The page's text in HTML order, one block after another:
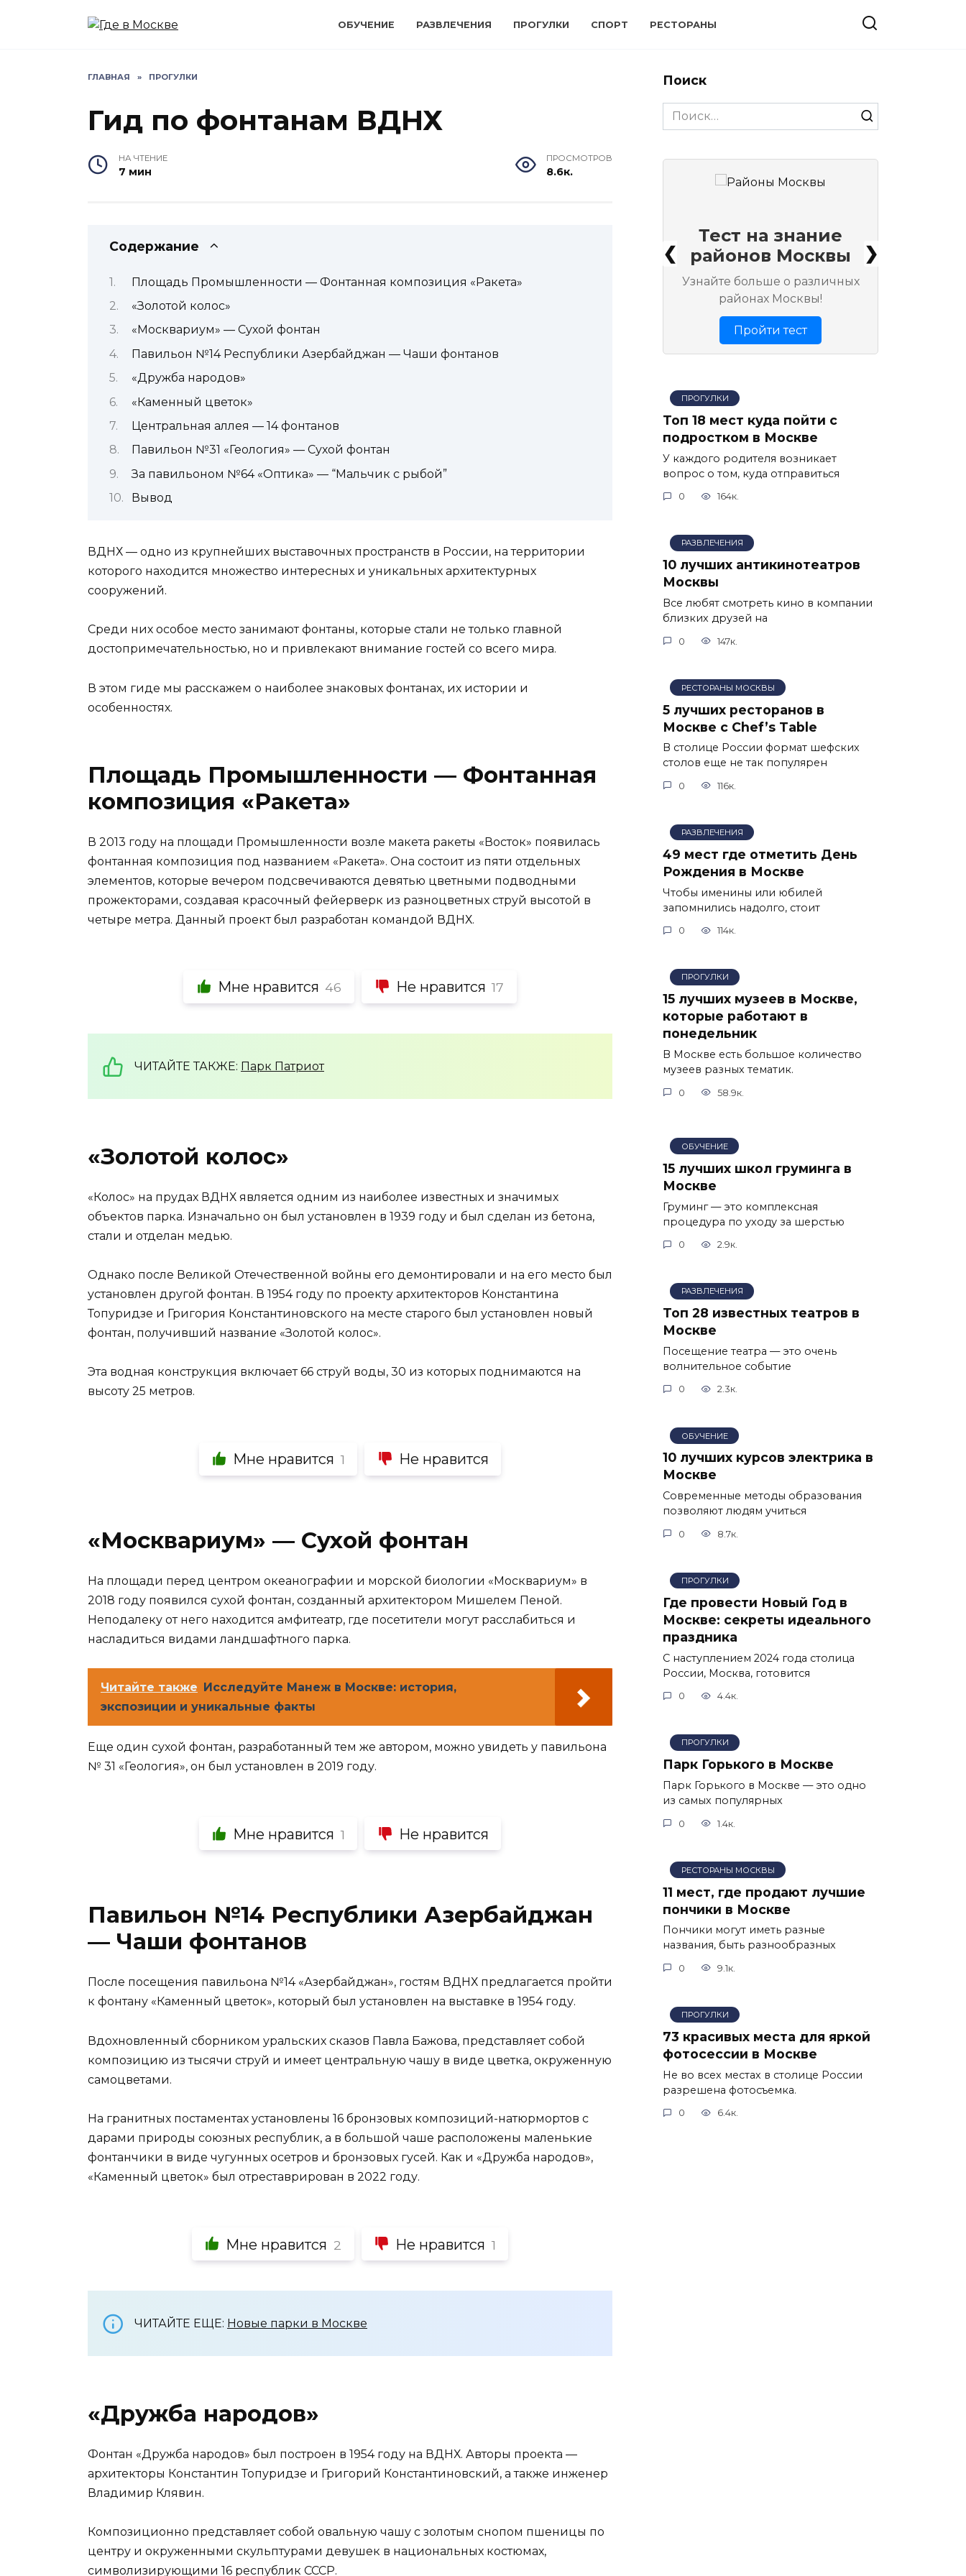
ОБУЧЕНИЕ РАЗВЛЕЧЕНИЯ ПРОГУЛКИ СПОРТ РЕСТОРАНЫ
ГЛАВНАЯ » ПРОГУЛКИ
Гид по фонтанам ВДНХ
НА ЧТЕНИЕ
7 мин
ПРОСМОТРОВ
8.6к.
Содержание
Площадь Промышленности — Фонтанная композиция «Ракета»
«Золотой колос»
«Москвариум» — Сухой фонтан
Павильон №14 Республики Азербайджан — Чаши фонтанов
«Дружба народов»
«Каменный цветок»
Центральная аллея — 14 фонтанов
Павильон №31 «Геология» — Сухой фонтан
За павильоном №64 «Оптика» — “Мальчик с рыбой”
Вывод
ВДНХ — одно из крупнейших выставочных пространств в России, на территории
которого находится множество интересных и уникальных архитектурных
сооружений.
Среди них особое место занимают фонтаны, которые стали не только главной
достопримечательностью, но и привлекают внимание гостей со всего мира.
В этом гиде мы расскажем о наиболее знаковых фонтанах, их истории и
особенностях.
Площадь Промышленности — Фонтанная
композиция «Ракета»
В 2013 году на площади Промышленности возле макета ракеты «Восток» появилась
фонтанная композиция под названием «Ракета». Она состоит из пяти отдельных
элементов, которые вечером подсвечиваются девятью цветными подводными
прожекторами, создавая красочный фейерверк из разноцветных струй высотой в
четыре метра. Данный проект был разработан командой ВДНХ.
Мне нравится 46 Не нравится 17
ЧИТАЙТЕ ТАКЖЕ: Парк Патриот
«Золотой колос»
«Колос» на прудах ВДНХ является одним из наиболее известных и значимых
объектов парка. Изначально он был установлен в 1939 году и был сделан из бетона,
стали и отделан медью.
Однако после Великой Отечественной войны его демонтировали и на его место был
установлен другой фонтан. В 1954 году по проекту архитекторов Константина
Топуридзе и Григория Константиновского на месте старого был установлен новый
фонтан, получивший название «Золотой колос».
Эта водная конструкция включает 66 струй воды, 30 из которых поднимаются на
высоту 25 метров.
Мне нравится 1 Не нравится
«Москвариум» — Сухой фонтан
На площади перед центром океанографии и морской биологии «Москвариум» в
2018 году появился сухой фонтан, созданный архитектором Мишелем Пеной.
Неподалеку от него находится амфитеатр, где посетители могут расслабиться и
насладиться видами ландшафтного парка.
Читайте также Исследуйте Манеж в Москве: история,
экспозиции и уникальные факты
Еще один сухой фонтан, разработанный тем же автором, можно увидеть у павильона
№ 31 «Геология», он был установлен в 2019 году.
Мне нравится 1 Не нравится
Павильон №14 Республики Азербайджан
— Чаши фонтанов
После посещения павильона №14 «Азербайджан», гостям ВДНХ предлагается пройти
к фонтану «Каменный цветок», который был установлен на выставке в 1954 году.
Вдохновленный сборником уральских сказов Павла Бажова, представляет собой
композицию из тысячи струй и имеет центральную чашу в виде цветка, окруженную
самоцветами.
На гранитных постаментах установлены 16 бронзовых композиций-натюрмортов с
дарами природы союзных республик, а в большой чаше расположены маленькие
фонтанчики в виде чугунных осетров и бронзовых гусей. Как и «Дружба народов»,
«Каменный цветок» был отреставрирован в 2022 году.
Мне нравится 2 Не нравится 1
ЧИТАЙТЕ ЕЩЕ: Новые парки в Москве
«Дружба народов»
Фонтан «Дружба народов» был построен в 1954 году на ВДНХ. Авторы проекта —
архитекторы Константин Топуридзе и Григорий Константиновский, а также инженер
Владимир Клявин.
Композиционно представляет собой овальную чашу с золотым снопом пшеницы по
центру и окруженными скульптурами девушек в национальных костюмах,
символизирующими 16 республик СССР.
Поиск
Search
for:
❮ ❯
Тест на знание
районов Москвы
Узнайте больше о различных
районах Москвы!
Пройти тест
ПРОГУЛКИ
Топ 18 мест куда пойти с
подростком в Москве
У каждого родителя возникает
вопрос о том, куда отправиться
0 164к.
РАЗВЛЕЧЕНИЯ
10 лучших антикинотеатров
Москвы
Все любят смотреть кино в компании
близких друзей на
0 147к.
РЕСТОРАНЫ МОСКВЫ
5 лучших ресторанов в
Москве с Chef’s Table
В столице России формат шефских
столов еще не так популярен
0 116к.
РАЗВЛЕЧЕНИЯ
49 мест где отметить День
Рождения в Москве
Чтобы именины или юбилей
запомнились надолго, стоит
0 114к.
ПРОГУЛКИ
15 лучших музеев в Москве,
которые работают в
понедельник
В Москве есть большое количество
музеев разных тематик.
0 58.9к.
ОБУЧЕНИЕ
15 лучших школ груминга в
Москве
Груминг — это комплексная
процедура по уходу за шерстью
0 2.9к.
РАЗВЛЕЧЕНИЯ
Топ 28 известных театров в
Москве
Посещение театра — это очень
волнительное событие
0 2.3к.
ОБУЧЕНИЕ
10 лучших курсов электрика в
Москве
Современные методы образования
позволяют людям учиться
0 8.7к.
ПРОГУЛКИ
Где провести Новый Год в
Москве: секреты идеального
праздника
С наступлением 2024 года столица
России, Москва, готовится
0 4.4к.
ПРОГУЛКИ
Парк Горького в Москве
Парк Горького в Москве — это одно
из самых популярных
0 1.4к.
РЕСТОРАНЫ МОСКВЫ
11 мест, где продают лучшие
пончики в Москве
Пончики могут иметь разные
названия, быть разнообразных
0 9.1к.
ПРОГУЛКИ
73 красивых места для яркой
фотосессии в Москве
Не во всех местах в столице России
разрешена фотосъемка.
0 6.4к.